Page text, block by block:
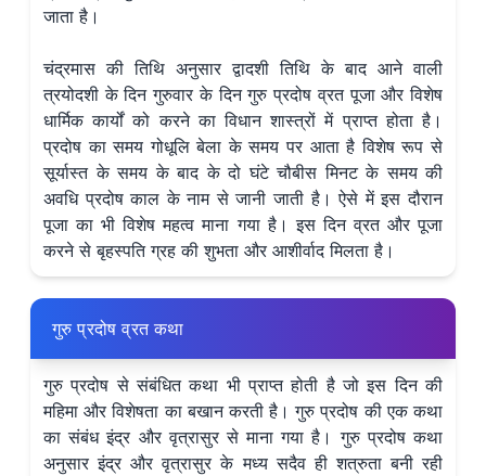
जाता है।
चंद्रमास की तिथि अनुसार द्वादशी तिथि के बाद आने वाली
त्रयोदशी के दिन गुरुवार के दिन गुरु प्रदोष व्रत पूजा और विशेष
धार्मिक कार्यों को करने का विधान शास्त्रों में प्राप्त होता है।
प्रदोष का समय गोधूलि बेला के समय पर आता है विशेष रूप से
सूर्यास्त के समय के बाद के दो घंटे चौबीस मिनट के समय की
अवधि प्रदोष काल के नाम से जानी जाती है। ऐसे में इस दौरान
पूजा का भी विशेष महत्व माना गया है। इस दिन व्रत और पूजा
करने से बृहस्पति ग्रह की शुभता और आशीर्वाद मिलता है।
गुरु प्रदोष व्रत कथा
गुरु प्रदोष से संबंधित कथा भी प्राप्त होती है जो इस दिन की
महिमा और विशेषता का बखान करती है। गुरु प्रदोष की एक कथा
का संबंध इंद्र और वृत्रासुर से माना गया है। गुरु प्रदोष कथा
अनुसार इंद्र और वृत्रासुर के मध्य सदैव ही शत्रुता बनी रही